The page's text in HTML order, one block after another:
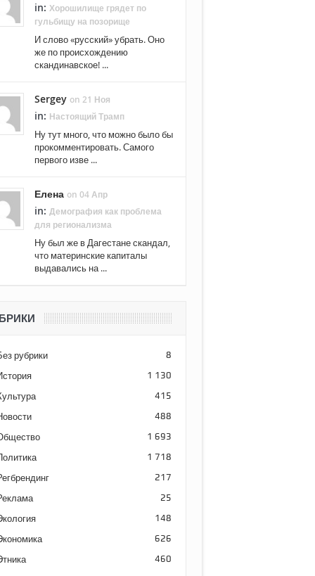
in: Хорошилище грядет по
гульбищу на позорище
И слово «русский» убрать. Оно
же по происхождению
скандинавское! ...
Sergey on 21 Ноя
in: Настоящий Трамп
Ну тут много, что можно было бы
прокомментировать. Самого
первого изве ...
Елена on 04 Апр
in: Демография как проблема
для регионализма
Ну был же в Дагестане скандал,
что материнские капиталы
выдавались на ...
рубрики 8
1 130
415
488
1 693
1 718
217
25
148
626
460